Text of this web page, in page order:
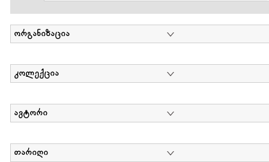
ორგანიზაცია
კოლექცია
ავტორი
თარიღი